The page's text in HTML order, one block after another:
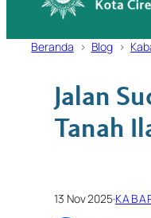
Beranda Blog
Jalan
Tanah
13 Nov 2025·